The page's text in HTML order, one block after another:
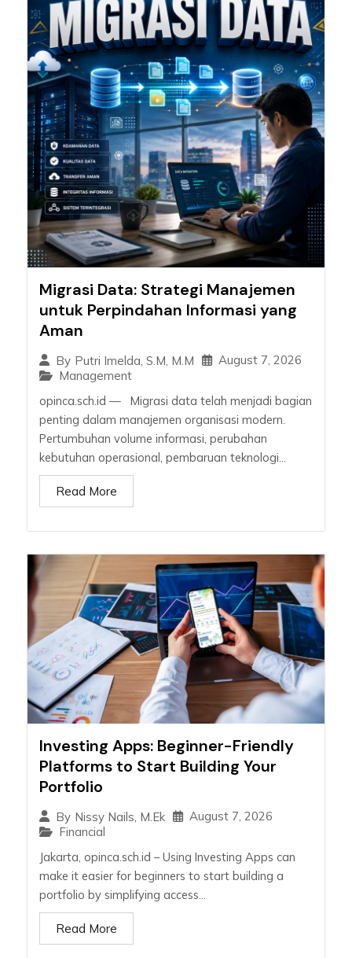
Migrasi Data: Strategi Manajemen
untuk Perpindahan Informasi yang
Aman
By Putri Imelda, S.M, M.M
August 7, 2026
Management
opinca.sch.id — Migrasi data telah menjadi bagian
penting dalam manajemen organisasi modern.
Pertumbuhan volume informasi, perubahan
kebutuhan operasional, pembaruan teknologi...
Read More
Investing Apps: Beginner-Friendly
Platforms to Start Building Your
Portfolio
By Nissy Nails, M.Ek
August 7, 2026
Financial
Jakarta, opinca.sch.id – Using Investing Apps can
make it easier for beginners to start building a
portfolio by simplifying access...
Read More